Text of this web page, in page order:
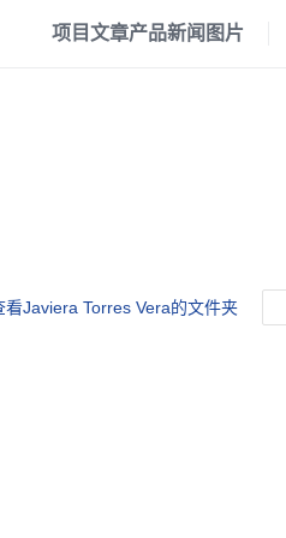
项目文章产品新闻 图片
看Javiera Torres Vera的文件夹